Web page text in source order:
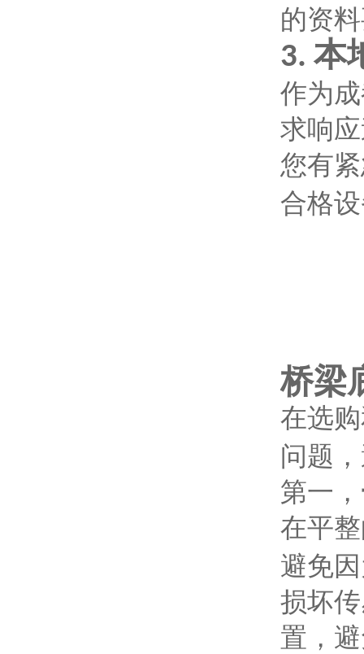
的资
3. 本
作为
求响
您有
合格
桥梁
在选
问题
第一，
在平
避免
损坏
置，